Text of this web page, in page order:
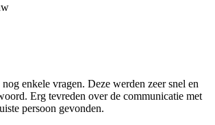
enkele vragen. Deze werden zeer snel en
Erg tevreden over de communicatie met
persoon gevonden.